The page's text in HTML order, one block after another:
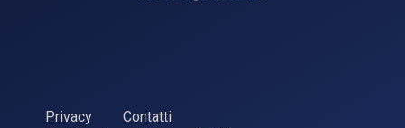
Privacy
Contatti